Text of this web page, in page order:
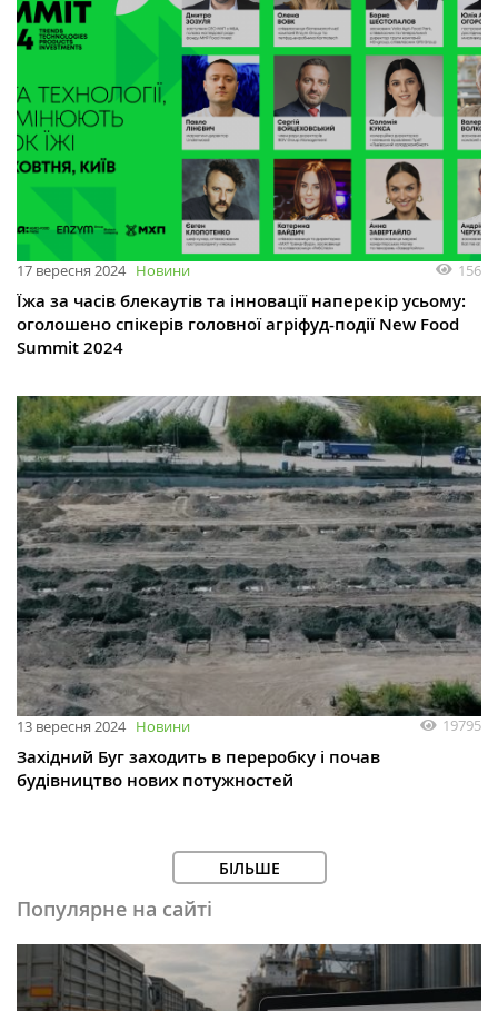
17 вересня 2024 Новини 156
Їжа за часів блекаутів та інновації наперекір усьому:
оголошено спікерів головної агріфуд-події New Food
Summit 2024
13 вересня 2024 Новини 19795
Західний Буг заходить в переробку і почав
будівництво нових потужностей
БІЛЬШЕ
Популярне на сайті